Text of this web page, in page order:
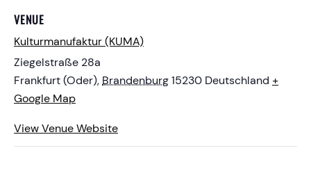
VENUE
Kulturmanufaktur (KUMA)
Ziegelstraße 28a
Frankfurt (Oder), Brandenburg15230 Deutschland +
Google Map
View Venue Website